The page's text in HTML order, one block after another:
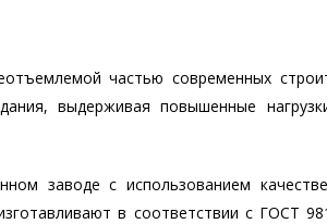
частью современных
выдерживая повышенные
заводе с использованием
в соответствии с ГОСТ